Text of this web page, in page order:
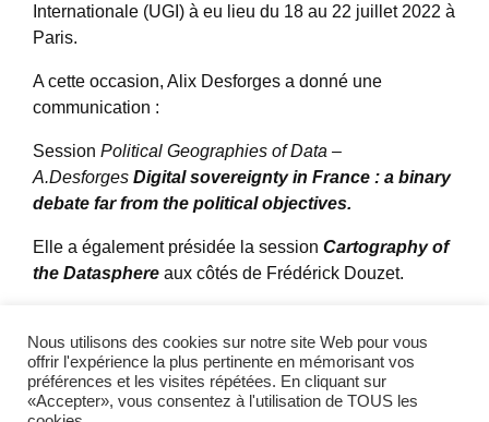
Internationale (UGI) à eu lieu du 18 au 22 juillet 2022 à
Paris.
A cette occasion, Alix Desforges a donné une
communication :
Session Political Geographies of Data –
A.Desforges Digital sovereignty in France : a binary
debate far from the political objectives.
Elle a également présidée la session Cartography of
the Datasphere aux côtés de Frédérick Douzet.
Partager l'actualité
Twitter LinkedIn
Nous utilisons des cookies sur notre site Web pour vous
offrir l'expérience la plus pertinente en mémorisant vos
préférences et les visites répétées. En cliquant sur
«Accepter», vous consentez à l'utilisation de TOUS les